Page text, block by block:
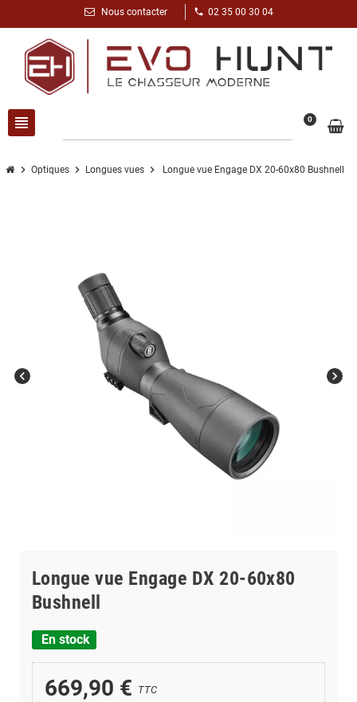
Nous contacter phone 02 35 00 30 04
view_headline 0
chevron_right Optiques chevron_right Longues vues chevron_right Longue vue Engage DX 20-60x80 Bushnell
chevron_left chevron_right
Longue vue Engage DX 20-60x80
Bushnell
En stock
669,90 € TTC